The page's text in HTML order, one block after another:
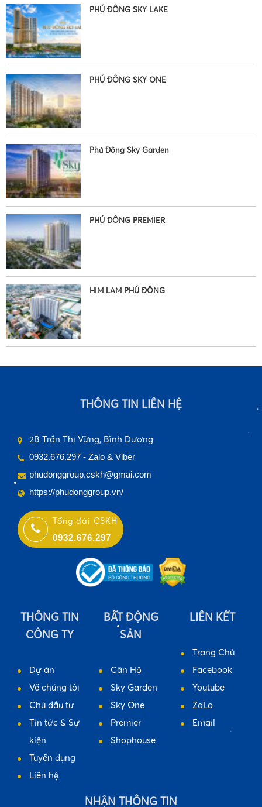
•
PHÚ ĐÔNG SKY LAKE
PHÚ ĐÔNG SKY ONE
Phú Đông Sky Garden
PHÚ ĐÔNG PREMIER
HIM LAM PHÚ ĐÔNG
THÔNG TIN LIÊN HỆ
2B Trần Thị Vững, Bình Dương
0932.676.297 - Zalo & Viber
phudonggroup.cskh@gmai.com
https://phudonggroup.vn/
Tổng đài CSKH
0932.676.297
THÔNG TIN
CÔNG TY
Dự án
Về chúng tôi
Chủ đầu tư
Tin tức & Sự
kiện
Tuyển dụng
Liên hệ
BẤT ĐỘNG
SẢN
Căn Hộ
Sky Garden
Sky One
Premier
Shophouse
LIÊN KẾT
Trang Chủ
Facebook
Youtube
ZaLo
Email
NHẬN THÔNG TIN